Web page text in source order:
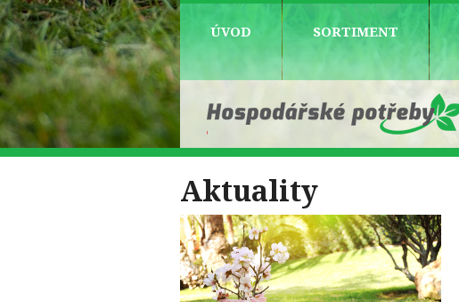
ÚVOD SORTIMENT
Aktuality